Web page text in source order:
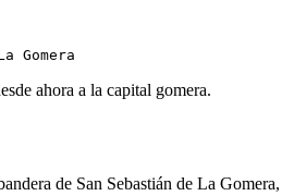
ahora a la capital gomera.
de San Sebastián de La